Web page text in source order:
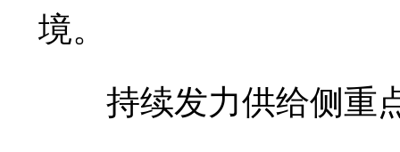
境。
持续发力供给侧重